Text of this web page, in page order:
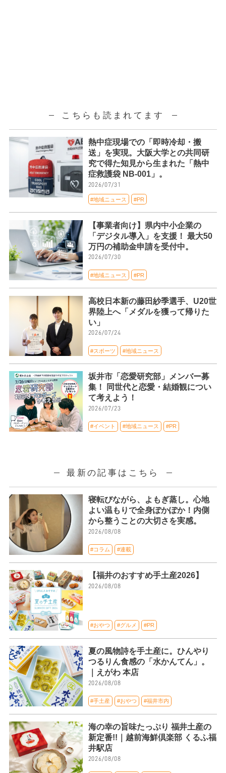
こちらも読まれてます
熱中症現場での「即時冷却・搬
送」を実現。大阪大学との共同研
究で得た知見から生まれた「熱中
症救護袋 NB-001」。
2026/07/31
#地域ニュース #PR
【事業者向け】県内中小企業の
「デジタル導入」を支援！ 最大50
万円の補助金申請を受付中。
2026/07/30
#地域ニュース #PR
高校日本新の藤田紗季選手、U20世
界陸上へ「メダルを獲って帰りた
い」
2026/07/24
#スポーツ #地域ニュース
坂井市「恋愛研究部」メンバー募
集！ 同世代と恋愛・結婚観につい
て考えよう！
2026/07/23
#イベント #地域ニュース #PR
最新の記事はこちら
寝転びながら、よもぎ蒸し。心地
よい温もりで全身ぽかぽか！内側
から整うことの大切さを実感。
2026/08/08
#コラム #連載
【福井のおすすめ手土産2026】
2026/08/08
#おやつ #グルメ #PR
夏の風物詩を手土産に。ひんやり
つるりん食感の「水かんてん」。
｜えがわ 本店
2026/08/08
#手土産 #おやつ #福井市内
海の幸の旨味たっぷり 福井土産の
新定番!!｜越前海鮮倶楽部 くるふ福
井駅店
2026/08/08